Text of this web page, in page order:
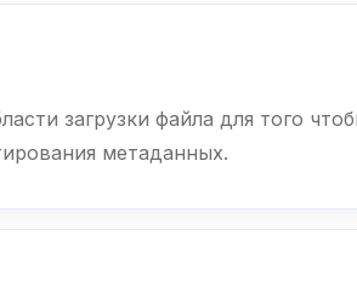
загрузки файла для того
метаданных.